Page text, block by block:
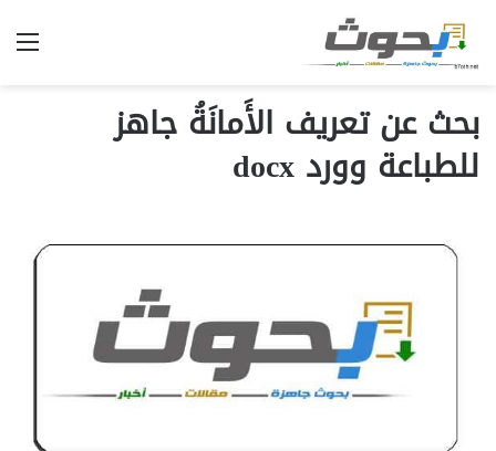
بحث عن تعريف الأَمانَةُ جاهز
للطباعة وورد docx‎